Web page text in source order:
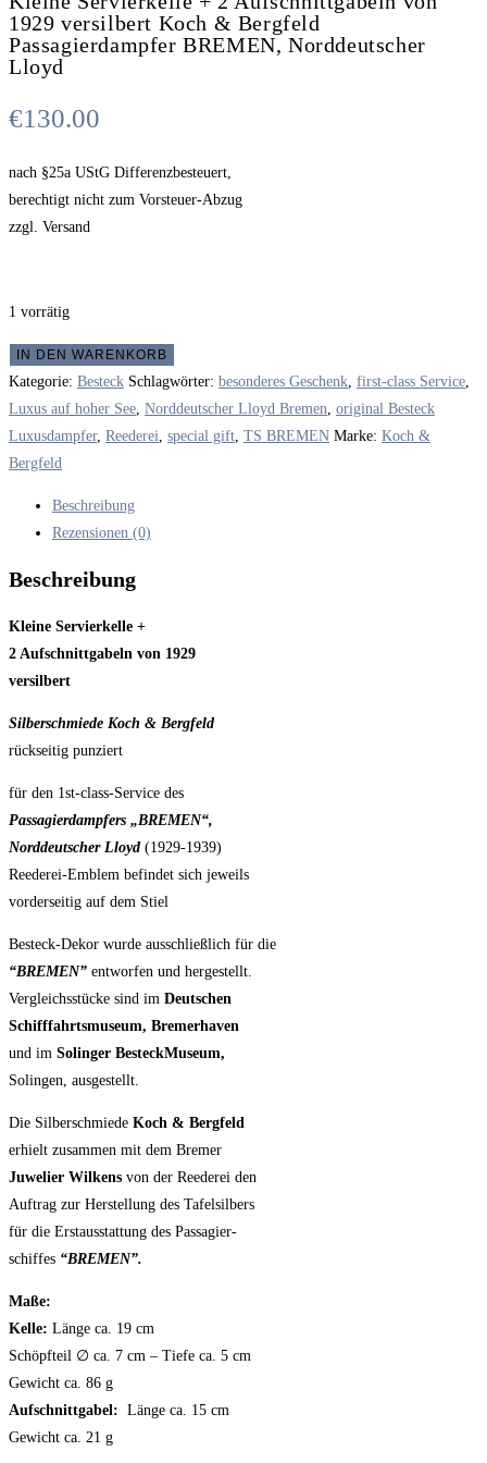
1929 versilbert Koch & Bergfeld
Passagierdampfer BREMEN, Norddeutscher
Lloyd
€130.00
nach §25a UStG Differenzbesteuert,
berechtigt nicht zum Vorsteuer-Abzug
zzgl. Versand
1 vorrätig
Kleine
Servierkelle
+
2
Aufschnittgabeln
versilbert
Koch
Bergfeld
Passagierdampfer
BREMEN,
IN DEN WARENKORB
Kategorie: Besteck Schlagwörter: besonderes Geschenk first-class Service
Luxus auf hoher See Norddeutscher Lloyd Bremen original Besteck
Luxusdampfer, Reederei special gift TS BREMEN Marke: Koch &
Bergfeld
Beschreibung
Rezensionen (0)
Beschreibung
Kleine Servierkelle +
2 Aufschnittgabeln von 1929
versilbert
Silberschmiede Koch & Bergfeld
rückseitig punziert
für den 1st-class-Service des
Passagierdampfers „BREMEN“,
Norddeutscher Lloyd (1929-1939)
Reederei-Emblem befindet sich jeweils
vorderseitig auf dem Stiel
Besteck-Dekor wurde ausschließlich für die
“BREMEN” entworfen und hergestellt.
Vergleichsstücke sind im Deutschen
Schifffahrtsmuseum, Bremerhaven
und im Solinger BesteckMuseum,
Solingen, ausgestellt.
Die Silberschmiede Koch & Bergfeld
erhielt zusammen mit dem Bremer
Juwelier Wilkens von der Reederei den
Auftrag zur Herstellung des Tafelsilbers
für die Erstausstattung des Passagier-
schiffes “BREMEN”.
Maße:
Kelle: Länge ca. 19 cm
Schöpfteil ∅ ca. 7 cm – Tiefe ca. 5 cm
Gewicht ca. 86 g
Aufschnittgabel: Länge ca. 15 cm
Gewicht ca. 21 g